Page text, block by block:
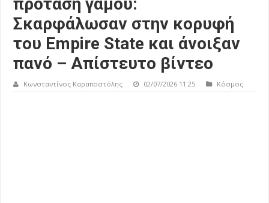
πρόταση γάμου:
Σκαρφάλωσαν στην κορυφή
του Empire State και άνοιξαν
πανό – Απίστευτο βίντεο
Κωνσταντίνος Καραποστόλης 02/07/2026 11:25 Κόσμος